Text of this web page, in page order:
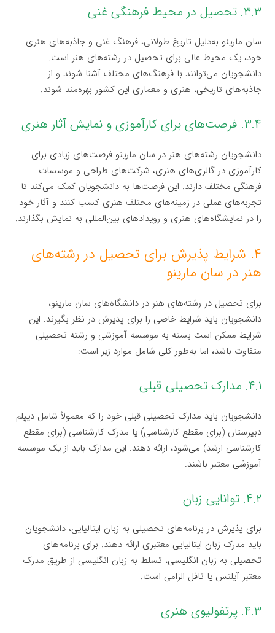
۳.۳. تحصیل در محیط فرهنگی غنی
سان مارینو به‌دلیل تاریخ طولانی، فرهنگ غنی و جاذبه‌های هنری
خود، یک محیط عالی برای تحصیل در رشته‌های هنر است.
دانشجویان می‌توانند با فرهنگ‌های مختلف آشنا شوند و از
جاذبه‌های تاریخی، هنری و معماری این کشور بهره‌مند شوند.
۳.۴. فرصت‌های برای کارآموزی و نمایش آثار هنری
دانشجویان رشته‌های هنر در سان مارینو فرصت‌های زیادی برای
کارآموزی در گالری‌های هنری، شرکت‌های طراحی و موسسات
فرهنگی مختلف دارند. این فرصت‌ها به دانشجویان کمک می‌کند تا
تجربه‌های عملی در زمینه‌های مختلف هنری کسب کنند و آثار خود
را در نمایشگاه‌های هنری و رویدادهای بین‌المللی به نمایش بگذارند.
۴. شرایط پذیرش برای تحصیل در رشته‌های
هنر در سان مارینو
برای تحصیل در رشته‌های هنر در دانشگاه‌های سان مارینو،
دانشجویان باید شرایط خاصی را برای پذیرش در نظر بگیرند. این
شرایط ممکن است بسته به موسسه آموزشی و رشته تحصیلی
متفاوت باشد، اما به‌طور کلی شامل موارد زیر است:
۴.۱. مدارک تحصیلی قبلی
دانشجویان باید مدارک تحصیلی قبلی خود را که معمولاً شامل دیپلم
دبیرستان (برای مقطع کارشناسی) یا مدرک کارشناسی (برای مقطع
کارشناسی ارشد) می‌شود، ارائه دهند. این مدارک باید از یک موسسه
آموزشی معتبر باشند.
۴.۲. توانایی زبان
برای پذیرش در برنامه‌های تحصیلی به زبان ایتالیایی، دانشجویان
باید مدرک زبان ایتالیایی معتبری ارائه دهند. برای برنامه‌های
تحصیلی به زبان انگلیسی، تسلط به زبان انگلیسی از طریق مدرک
معتبر آیلتس یا تافل الزامی است.
۴.۳. پرتفولیوی هنری